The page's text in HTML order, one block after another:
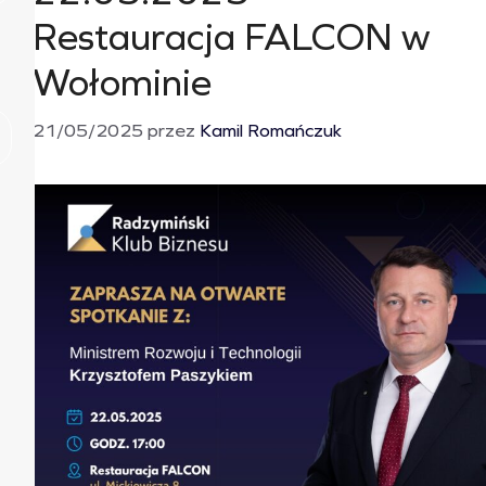
Restauracja FALCON w
Wołominie
21/05/2025 przez Kamil Romańczuk